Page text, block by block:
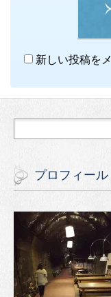
新しい投稿を
プロフィール